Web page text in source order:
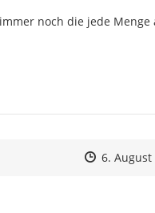
noch die jede Menge
Zeitpunkt
Zeitpunkt
6. August